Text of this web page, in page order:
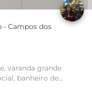
varanda grande
banheiro de